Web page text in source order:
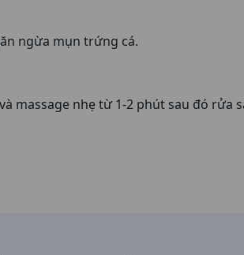
ngừa mụn trứng cá.
massage nhẹ từ 1-2 phút sau đó rửa